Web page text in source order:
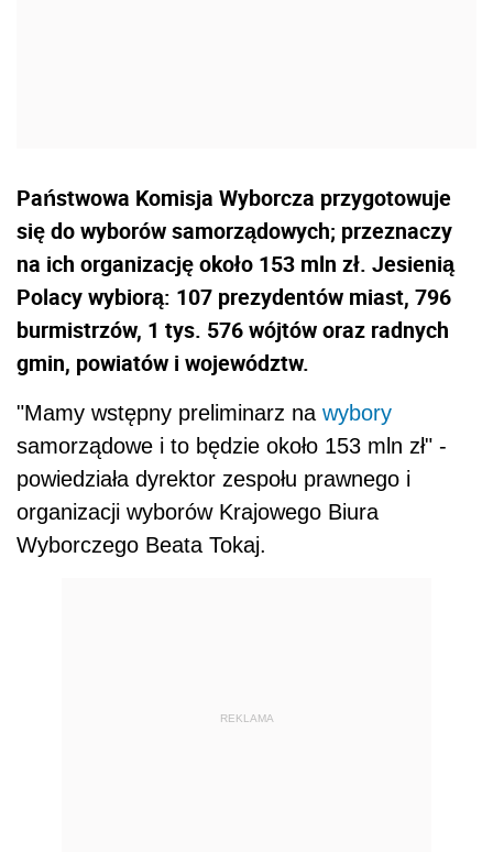
Państwowa Komisja Wyborcza przygotowuje
się do wyborów samorządowych; przeznaczy
na ich organizację około 153 mln zł. Jesienią
Polacy wybiorą: 107 prezydentów miast, 796
burmistrzów, 1 tys. 576 wójtów oraz radnych
gmin, powiatów i województw.
"Mamy wstępny preliminarz na wybory
samorządowe i to będzie około 153 mln zł" -
powiedziała dyrektor zespołu prawnego i
organizacji wyborów Krajowego Biura
Wyborczego Beata Tokaj.
REKLAMA